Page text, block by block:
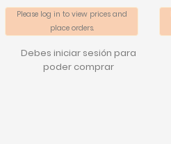
Please log in to view prices and
place orders.
Debes iniciar sesión para
poder comprar